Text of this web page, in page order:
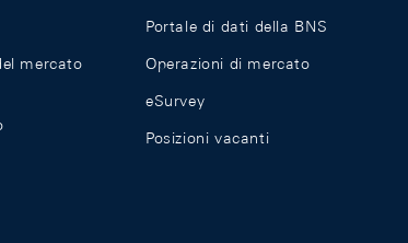
mercato
Portale di dati della BNS
Operazioni di mercato
eSurvey
Posizioni vacanti